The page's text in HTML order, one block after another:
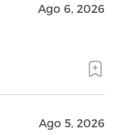
Ago 6, 2026
Ago 5, 2026